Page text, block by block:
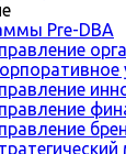
Pre-DBA